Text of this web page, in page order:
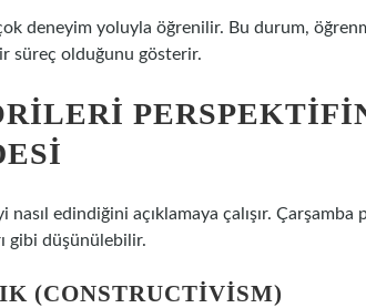
deneyim yoluyla öğrenilir. Bu durum,
süreç olduğunu gösterir.
edindiğini açıklamaya çalışır.
gibi düşünülebilir.
(CONSTRUCTIVISM)